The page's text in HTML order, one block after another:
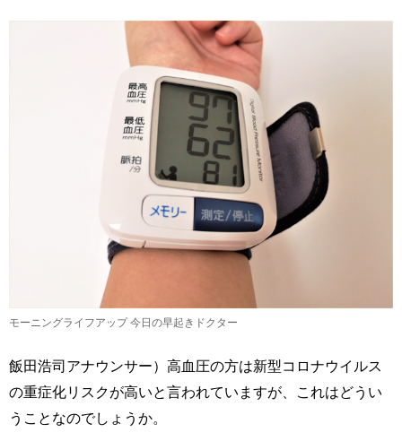
モーニングライフアップ 今日の早起きドクター
飯田浩司アナウンサー）高血圧の方は新型コロナウイルス
の重症化リスクが高いと言われていますが、これはどうい
うことなのでしょうか。